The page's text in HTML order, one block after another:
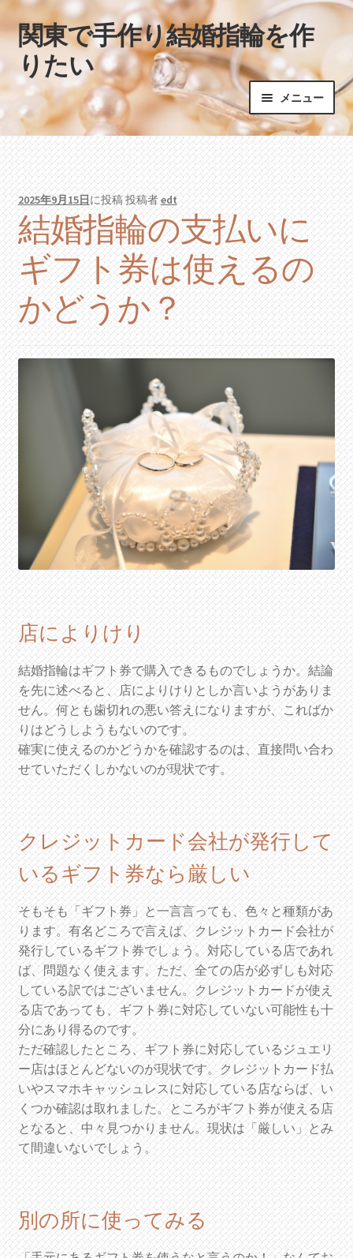
ナ
ビ
ゲ
ー
シ
ョ
ン
へ
ス
キ
ッ
プ
コ
ン
テ
ン
ツ
へ
ス
キ
ッ
プ
関東で手作り結婚指輪を作
りたい
メニュー
ホーム
2025年9月15日に投稿投稿者edt
結婚指輪の支払いに
ギフト券は使えるの
かどうか？
店によりけり
結婚指輪はギフト券で購入できるものでしょうか。結論
を先に述べると、店によりけりとしか言いようがありま
せん。何とも歯切れの悪い答えになりますが、こればか
りはどうしようもないのです。
確実に使えるのかどうかを確認するのは、直接問い合わ
せていただくしかないのが現状です。
クレジットカード会社が発行して
いるギフト券なら厳しい
そもそも「ギフト券」と一言言っても、色々と種類があ
ります。有名どころで言えば、クレジットカード会社が
発行しているギフト券でしょう。対応している店であれ
ば、問題なく使えます。ただ、全ての店が必ずしも対応
している訳ではございません。クレジットカードが使え
る店であっても、ギフト券に対応していない可能性も十
分にあり得るのです。
ただ確認したところ、ギフト券に対応しているジュエリ
ー店はほとんどないのが現状です。クレジットカード払
いやスマホキャッシュレスに対応している店ならば、い
くつか確認は取れました。ところがギフト券が使える店
となると、中々見つかりません。現状は「厳しい」とみ
て間違いないでしょう。
別の所に使ってみる